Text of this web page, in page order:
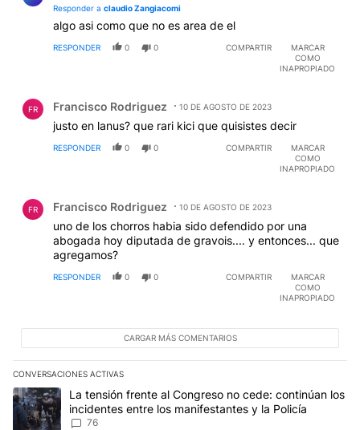
Responder a claudio Zangiacomi
algo asi como que no es area de el
RESPONDER 0 0 COMPARTIR
MARCAR
COMO
INAPROPIADO
FR Francisco Rodriguez 10 DE AGOSTO DE 2023
justo en lanus? que rari kici que quisistes decir
RESPONDER 0 0 COMPARTIR
MARCAR
COMO
INAPROPIADO
FR Francisco Rodriguez 10 DE AGOSTO DE 2023
uno de los chorros habia sido defendido por una
abogada hoy diputada de gravois.... y entonces... que
agregamos?
RESPONDER 0 0 COMPARTIR
MARCAR
COMO
INAPROPIADO
CARGAR MÁS COMENTARIOS
CONVERSACIONES ACTIVAS
Este listado muestra los artículos con más comentarios en los
Un artículo de tendencia con el título "La tensión frente al
La tensión frente al Congreso no cede: continúan los
incidentes entre los manifestantes y la Policía
76